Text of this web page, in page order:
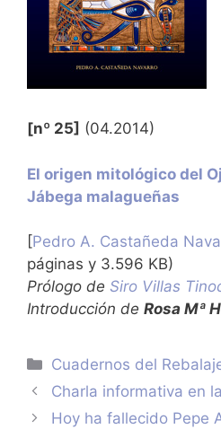
[nº 25] (04.2014)
El origen mitológico del
Jábega malagueñas
[Pedro A. Castañeda
páginas y 3.596 KB)
Prólogo de Siro Villas
Introducción de Rosa Mª
Categorías
Cuadernos del
Charla informativa en
Hoy ha fallecido Pepe